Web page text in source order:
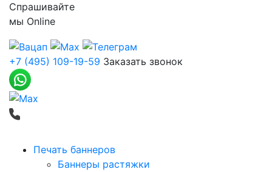
Спрашивайте
мы Online
+7 (495) 109-19-59 Заказать звонок
Печать баннеров
Баннеры растяжки